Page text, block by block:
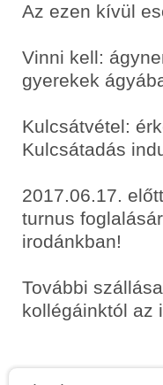
Az ezen kívül
Vinni kell:
gyerekek
Kulcsátvétel:
Kulcsátadás
2017.06.17.
turnus
irodánkban!
További
kollégáinktól az